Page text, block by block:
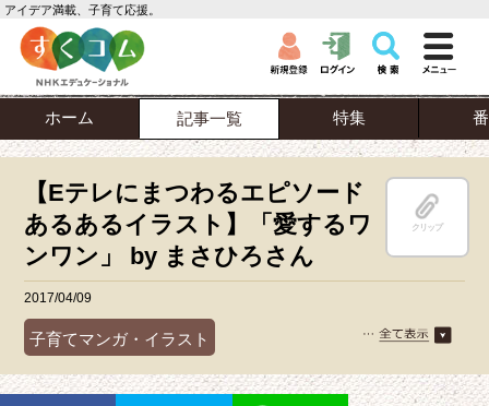
アイデア満載、子育て応援。
ホーム 記事一覧 特集
【Eテレにまつわるエピソード
あるあるイラスト】「愛するワ
ンワン」 by まさひろさん
クリップ
2017/04/09
子育てマンガ・イラスト